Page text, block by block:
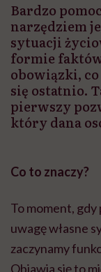
Bardzo
narzędziem
sytuacji
formie
obowiązki,
się ostatnio.
pierwszy
który dana
Co to znaczy?
To moment, gdy
uwagę własne
zaczynamy
Objawia się to